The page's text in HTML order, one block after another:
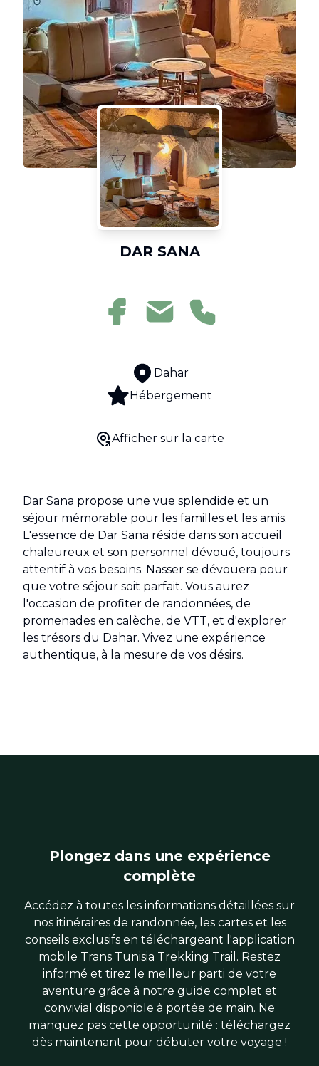
DAR SANA
Dahar
Hébergement
Afficher sur la carte
Dar Sana propose une vue splendide et un
séjour mémorable pour les familles et les amis.
L'essence de Dar Sana réside dans son accueil
chaleureux et son personnel dévoué, toujours
attentif à vos besoins. Nasser se dévouera pour
que votre séjour soit parfait. Vous aurez
l'occasion de profiter de randonnées, de
promenades en calèche, de VTT, et d'explorer
les trésors du Dahar. Vivez une expérience
authentique, à la mesure de vos désirs.
Plongez dans une expérience
complète
Accédez à toutes les informations détaillées sur
nos itinéraires de randonnée, les cartes et les
conseils exclusifs en téléchargeant l'application
mobile Trans Tunisia Trekking Trail. Restez
informé et tirez le meilleur parti de votre
aventure grâce à notre guide complet et
convivial disponible à portée de main. Ne
manquez pas cette opportunité : téléchargez
dès maintenant pour débuter votre voyage !